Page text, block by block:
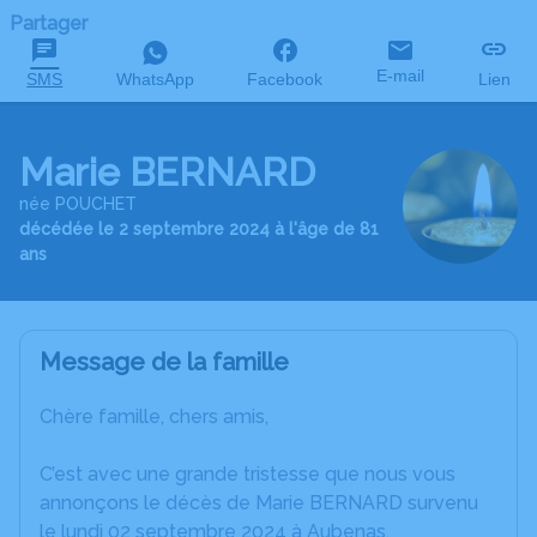
Partager
SMS WhatsApp Facebook E-mail Lien
Marie BERNARD
née POUCHET
décédée le 2 septembre 2024 à l'âge de 81
ans
Message de la famille
Chère famille, chers amis,
C’est avec une grande tristesse que nous vous
annonçons le décès de Marie BERNARD survenu
le lundi 02 septembre 2024 à Aubenas.